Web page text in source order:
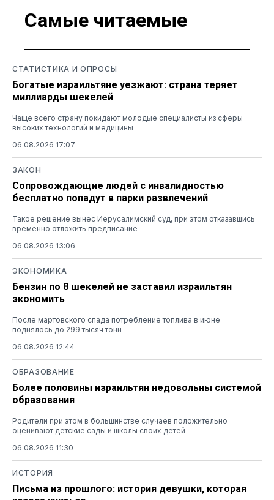
Самые читаемые
СТАТИСТИКА И ОПРОСЫ
Богатые израильтяне уезжают: страна теряет
миллиарды шекелей
Чаще всего страну покидают молодые специалисты из сферы
высоких технологий и медицины
06.08.2026 17:07
ЗАКОН
Сопровождающие людей с инвалидностью
бесплатно попадут в парки развлечений
Такое решение вынес Иерусалимский суд, при этом отказавшись
временно отложить предписание
06.08.2026 13:06
ЭКОНОМИКА
Бензин по 8 шекелей не заставил израильтян
экономить
После мартовского спада потребление топлива в июне
поднялось до 299 тысяч тонн
06.08.2026 12:44
ОБРАЗОВАНИЕ
Более половины израильтян недовольны системой
образования
Родители при этом в большинстве случаев положительно
оценивают детские сады и школы своих детей
06.08.2026 11:30
ИСТОРИЯ
Письма из прошлого: история девушки, которая